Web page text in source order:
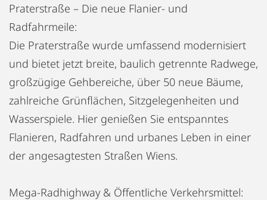
Praterstraße – Die neue Flanier- und
Radfahrmeile:
Die Praterstraße wurde umfassend modernisiert
und bietet jetzt breite, baulich getrennte Radwege,
großzügige Gehbereiche, über 50 neue Bäume,
zahlreiche Grünflächen, Sitzgelegenheiten und
Wasserspiele. Hier genießen Sie entspanntes
Flanieren, Radfahren und urbanes Leben in einer
der angesagtesten Straßen Wiens.
Mega-Radhighway & Öffentliche Verkehrsmittel: